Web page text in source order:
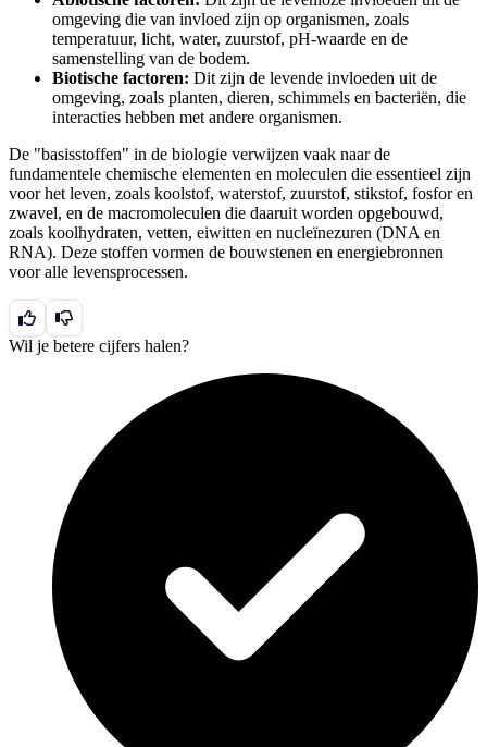
omgeving die van invloed zijn op organismen, zoals
temperatuur, licht, water, zuurstof, pH-waarde en de
samenstelling van de bodem.
Biotische factoren: Dit zijn de levende invloeden uit de
omgeving, zoals planten, dieren, schimmels en bacteriën, die
interacties hebben met andere organismen.
De "basisstoffen" in de biologie verwijzen vaak naar de
fundamentele chemische elementen en moleculen die essentieel zijn
voor het leven, zoals koolstof, waterstof, zuurstof, stikstof, fosfor en
zwavel, en de macromoleculen die daaruit worden opgebouwd,
zoals koolhydraten, vetten, eiwitten en nucleïnezuren (DNA en
RNA). Deze stoffen vormen de bouwstenen en energiebronnen
voor alle levensprocessen.
Wil je betere cijfers halen?